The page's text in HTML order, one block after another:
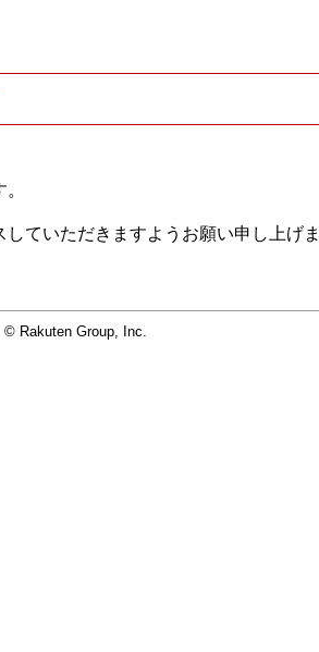
ていただきますようお願い申し上げ
© Rakuten Group, Inc.